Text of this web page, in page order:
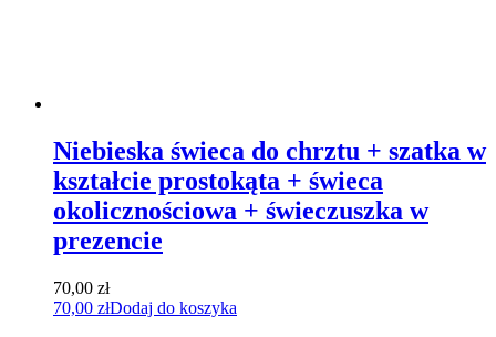
Niebieska świeca do chrztu + szatka w
kształcie prostokąta + świeca
okolicznościowa + świeczuszka w
prezencie
70,00 zł
70,00 złDodaj do koszyka